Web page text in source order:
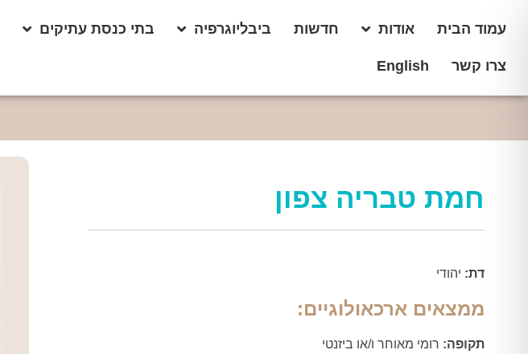
עמוד הבית אודות חדשות ביבליוגרפיה בתי כנסת עתיקים
צרו קשר English
חמת טבריה צפון
דת: יהודי
ממצאים ארכאולוגיים:
תקופה: רומי מאוחר ו/או ביזנטי